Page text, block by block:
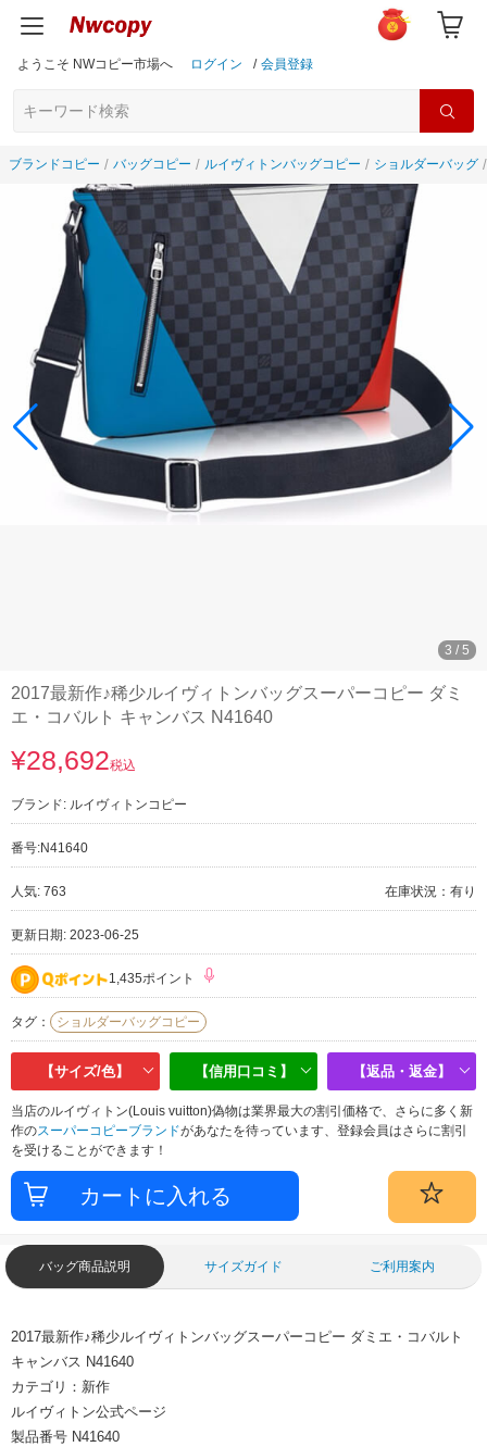
ようこそ NWコピー市場へ ログイン / 会員登録
ブランドコピー バッグコピー ルイヴィトンバッグコピー ショルダーバッグ
3 / 5
2017最新作♪稀少ルイヴィトンバッグスーパーコピー ダミ
エ・コバルト キャンバス N41640
¥28,692税込
ブランド: ルイヴィトンコピー
番号:N41640
人気: 763 在庫状況：有り
更新日期: 2023-06-25
1,435ポイント
タグ： ショルダーバッグコピー
【サイズ/色】 【信用口コミ】 【返品・返金】
当店のルイヴィトン(Louis vuitton)偽物は業界最大の割引価格で、さらに多く新
作のスーパーコピーブランドがあなたを待っています、登録会員はさらに割引
を受けることができます！
バッグ商品説明 サイズガイド ご利用案内
2017最新作♪稀少ルイヴィトンバッグスーパーコピー ダミエ・コバルト
キャンバス N41640
カテゴリ：新作
ルイヴィトン公式ページ
製品番号 N41640